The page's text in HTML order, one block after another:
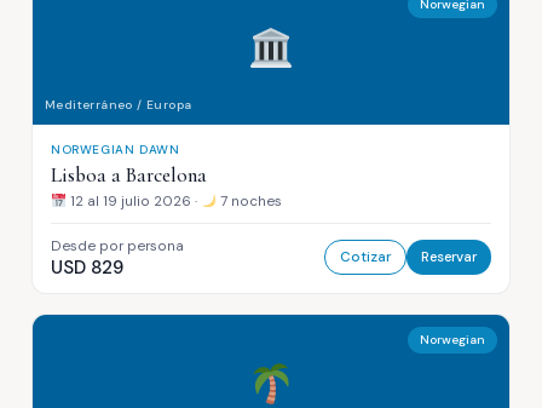
Mediterráneo / Europa
Norwegian
NORWEGIAN DAWN
Lisboa a Barcelona
12 al 19 julio 2026 · 7 noches
Desde por persona
USD 829 Cotizar Reservar
Norwegian